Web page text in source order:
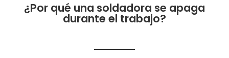
¿Por qué una soldadora se apaga
durante el trabajo?